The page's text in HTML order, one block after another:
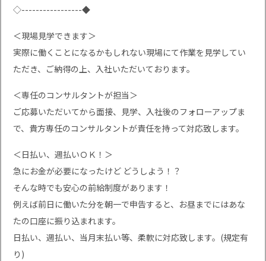
◇-----------------◆
＜現場見学できます＞
実際に働くことになるかもしれない現場にて作業を見学してい
ただき、ご納得の上、入社いただいております。
＜専任のコンサルタントが担当＞
ご応募いただいてから面接、見学、入社後のフォローアップま
で、貴方専任のコンサルタントが責任を持って対応致します。
＜日払い、週払いＯＫ！＞
急にお金が必要になったけど どうしよう！？
そんな時でも安心の前給制度があります！
例えば前日に働いた分を朝一で申告すると、お昼までにはあな
たの口座に振り込まれます。
日払い、週払い、当月末払い等、柔軟に対応致します。(規定有
り)